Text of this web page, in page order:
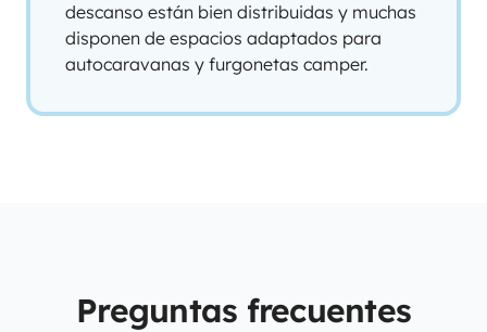
descanso están bien distribuidas y muchas
disponen de espacios adaptados para
autocaravanas y furgonetas camper.
Preguntas frecuentes